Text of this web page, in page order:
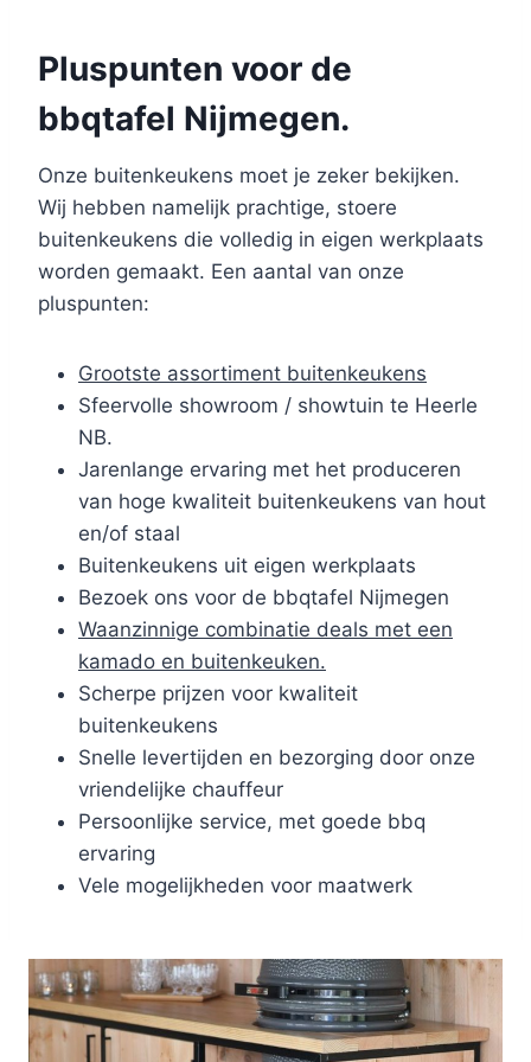
Pluspunten voor de
bbqtafel Nijmegen.
Onze buitenkeukens moet je zeker bekijken.
Wij hebben namelijk prachtige, stoere
buitenkeukens die volledig in eigen werkplaats
worden gemaakt. Een aantal van onze
pluspunten:
Grootste assortiment buitenkeukens
Sfeervolle showroom / showtuin te Heerle
NB.
Jarenlange ervaring met het produceren
van hoge kwaliteit buitenkeukens van hout
en/of staal
Buitenkeukens uit eigen werkplaats
Bezoek ons voor de bbqtafel Nijmegen
Waanzinnige combinatie deals met een
kamado en buitenkeuken.
Scherpe prijzen voor kwaliteit
buitenkeukens
Snelle levertijden en bezorging door onze
vriendelijke chauffeur
Persoonlijke service, met goede bbq
ervaring
Vele mogelijkheden voor maatwerk